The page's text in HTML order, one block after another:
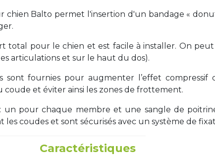
chien Balto permet l'insertion d'un bandage «
total pour le chien et est facile à installer. On
articulations et sur le haut du dos).
sont fournies pour augmenter l’effet compressif
et éviter ainsi les zones de frottement.
un pour chaque membre et une sangle de
les coudes et sont sécurisés avec un système de
Caractéristiques